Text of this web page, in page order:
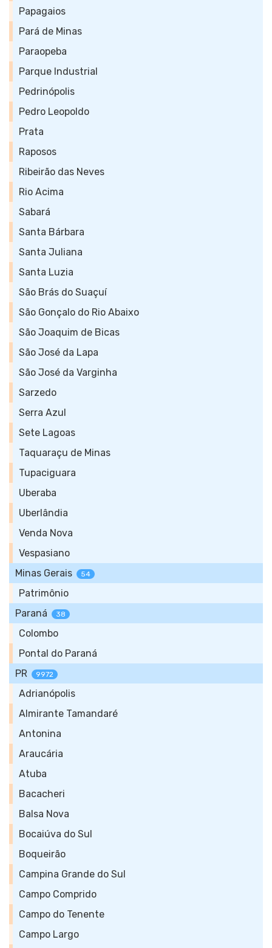
Papagaios
Pará de Minas
Paraopeba
Parque Industrial
Pedrinópolis
Pedro Leopoldo
Prata
Raposos
Ribeirão das Neves
Rio Acima
Sabará
Santa Bárbara
Santa Juliana
Santa Luzia
São Brás do Suaçuí
São Gonçalo do Rio Abaixo
São Joaquim de Bicas
São José da Lapa
São José da Varginha
Sarzedo
Serra Azul
Sete Lagoas
Taquaraçu de Minas
Tupaciguara
Uberaba
Uberlândia
Venda Nova
Vespasiano
Minas Gerais
54
Patrimônio
Paraná
38
Colombo
Pontal do Paraná
PR
9972
Adrianópolis
Almirante Tamandaré
Antonina
Araucária
Atuba
Bacacheri
Balsa Nova
Bocaiúva do Sul
Boqueirão
Campina Grande do Sul
Campo Comprido
Campo do Tenente
Campo Largo